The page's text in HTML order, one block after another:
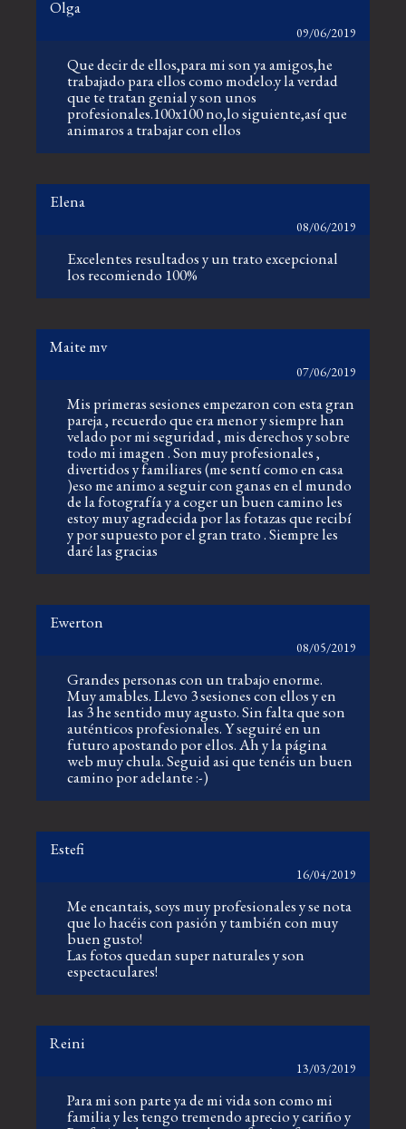
Olga
09/06/2019
Que decir de ellos,para mi son ya amigos,he
trabajado para ellos como modelo.y la verdad
que te tratan genial y son unos
profesionales.100x100 no,lo siguiente,así que
animaros a trabajar con ellos
Elena
08/06/2019
Excelentes resultados y un trato excepcional
los recomiendo 100%
Maite mv
07/06/2019
Mis primeras sesiones empezaron con esta gran
pareja , recuerdo que era menor y siempre han
velado por mi seguridad , mis derechos y sobre
todo mi imagen . Son muy profesionales ,
divertidos y familiares (me sentí como en casa
)eso me animo a seguir con ganas en el mundo
de la fotografía y a coger un buen camino les
estoy muy agradecida por las fotazas que recibí
y por supuesto por el gran trato . Siempre les
daré las gracias
Ewerton
08/05/2019
Grandes personas con un trabajo enorme.
Muy amables. Llevo 3 sesiones con ellos y en
las 3 he sentido muy agusto. Sin falta que son
auténticos profesionales. Y seguiré en un
futuro apostando por ellos. Ah y la página
web muy chula. Seguid asi que tenéis un buen
camino por adelante :-)
Estefi
16/04/2019
Me encantais, soys muy profesionales y se nota
que lo hacéis con pasión y también con muy
buen gusto!
Las fotos quedan super naturales y son
espectaculares!
Reini
13/03/2019
Para mi son parte ya de mi vida son como mi
familia y les tengo tremendo aprecio y cariño y